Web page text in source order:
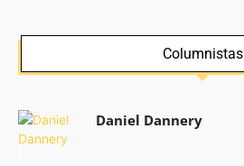
Columnistas
Daniel Dannery